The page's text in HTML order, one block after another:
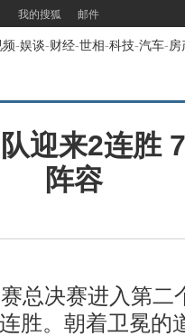
我的搜狐 邮件
频-娱谈-财经-世相-科技-汽车-房
迎来2连胜
阵容
决赛进入第二
胜。朝着卫冕的